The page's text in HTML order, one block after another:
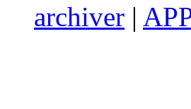
archiver |